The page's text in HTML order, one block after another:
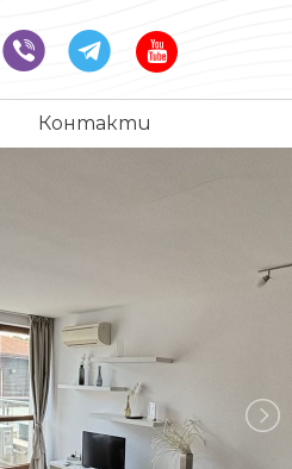
Контакти